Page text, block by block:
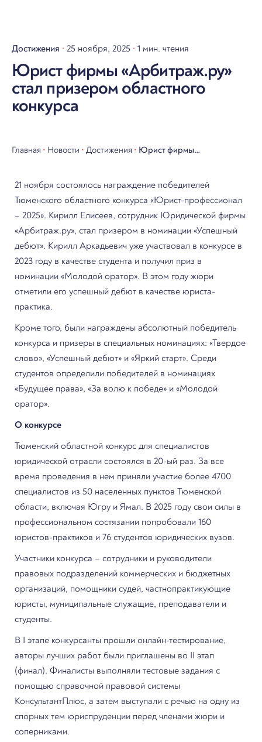
Достижения 25 ноября, 2025 1 мин. чтения
Юрист фирмы «Арбитраж.ру»
стал призером областного
конкурса
Главная • Новости • Достижения • Юрист фирмы
призером областного
конкурса
21 ноября состоялось награждение победителей
Тюменского областного конкурса «Юрист-профессионал
– 2025». Кирилл Елисеев, сотрудник Юридической фирмы
«Арбитраж.ру», стал призером в номинации «Успешный
дебют». Кирилл Аркадьевич уже участвовал в конкурсе в
2023 году в качестве студента и получил приз в
номинации «Молодой оратор». В этом году жюри
отметили его успешный дебют в качестве юриста-
практика.
Кроме того, были награждены абсолютный победитель
конкурса и призеры в специальных номинациях: «Твердое
слово», «Успешный дебют» и «Яркий старт». Среди
студентов определили победителей в номинациях
«Будущее права», «За волю к победе» и «Молодой
оратор».
О конкурсе
Тюменский областной конкурс для специалистов
юридической отрасли состоялся в 20-ый раз. За все
время проведения в нем приняли участие более 4700
специалистов из 50 населенных пунктов Тюменской
области, включая Югру и Ямал. В 2025 году свои силы в
профессиональном состязании попробовали 160
юристов-практиков и 76 студентов юридических вузов.
Участники конкурса – сотрудники и руководители
правовых подразделений коммерческих и бюджетных
организаций, помощники судей, частнопрактикующие
юристы, муниципальные служащие, преподаватели и
студенты.
В I этапе конкурсанты прошли онлайн-тестирование,
авторы лучших работ были приглашены во II этап
(финал). Финалисты выполняли тестовые задания с
помощью справочной правовой системы
КонсультантПлюс, а затем выступали с речью на одну из
спорных тем юриспруденции перед членами жюри и
соперниками.